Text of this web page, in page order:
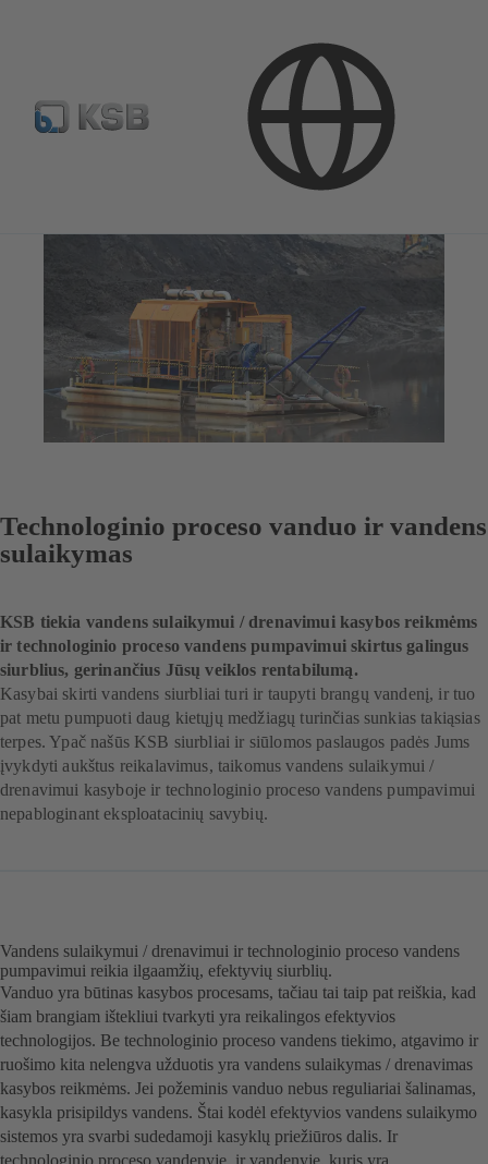
Kalnakasyba Techninis vanduo
Technologinio proceso vanduo ir vandens
sulaikymas
KSB tiekia vandens sulaikymui / drenavimui kasybos reikmėms
ir technologinio proceso vandens pumpavimui skirtus galingus
siurblius, gerinančius Jūsų veiklos rentabilumą.
Kasybai skirti vandens siurbliai turi ir taupyti brangų vandenį, ir tuo
pat metu pumpuoti daug kietųjų medžiagų turinčias sunkias takiąsias
terpes. Ypač našūs KSB siurbliai ir siūlomos paslaugos padės Jums
įvykdyti aukštus reikalavimus, taikomus vandens sulaikymui /
drenavimui kasyboje ir technologinio proceso vandens pumpavimui
nepabloginant eksploatacinių savybių.
Vandens sulaikymui / drenavimui ir technologinio proceso vandens
pumpavimui reikia ilgaamžių, efektyvių siurblių.
Vanduo yra būtinas kasybos procesams, tačiau tai taip pat reiškia, kad
šiam brangiam ištekliui tvarkyti yra reikalingos efektyvios
technologijos. Be technologinio proceso vandens tiekimo, atgavimo ir
ruošimo kita nelengva užduotis yra vandens sulaikymas / drenavimas
kasybos reikmėms. Jei požeminis vanduo nebus reguliariai šalinamas,
kasykla prisipildys vandens. Štai kodėl efektyvios vandens sulaikymo
sistemos yra svarbi sudedamoji kasyklų priežiūros dalis. Ir